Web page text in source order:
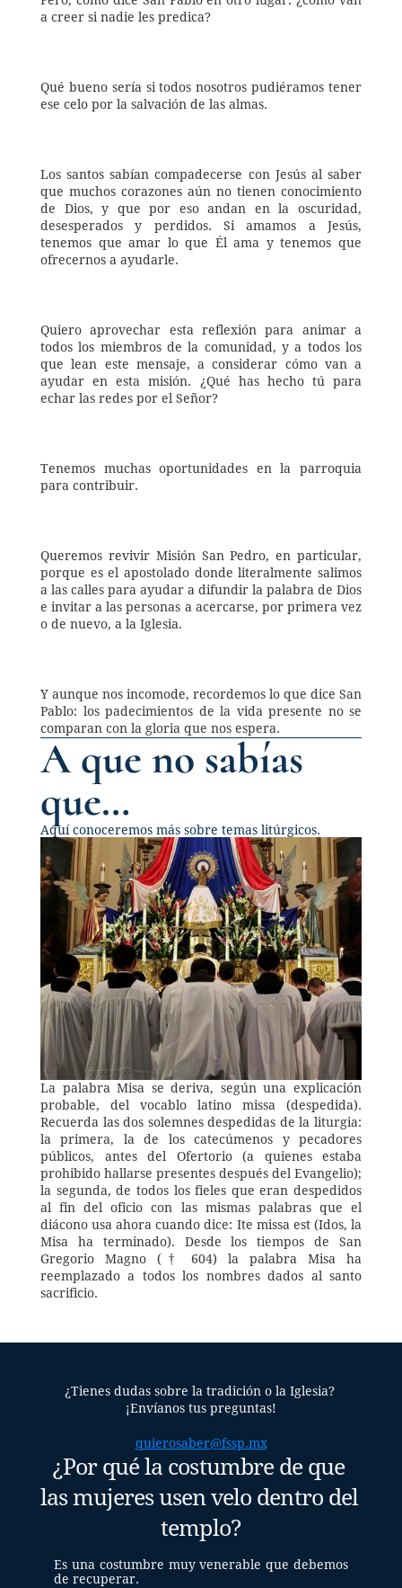
a creer si nadie les predica?
Qué bueno sería si todos nosotros pudiéramos tener
ese celo por la salvación de las almas.
Los santos sabían compadecerse con Jesús al saber
que muchos corazones aún no tienen conocimiento
de Dios, y que por eso andan en la oscuridad,
desesperados y perdidos. Si amamos a Jesús,
tenemos que amar lo que Él ama y tenemos que
ofrecernos a ayudarle.
Quiero aprovechar esta reflexión para animar a
todos los miembros de la comunidad, y a todos los
que lean este mensaje, a considerar cómo van a
ayudar en esta misión. ¿Qué has hecho tú para
echar las redes por el Señor?
Tenemos muchas oportunidades en la parroquia
para contribuir.
Queremos revivir Misión San Pedro, en particular,
porque es el apostolado donde literalmente salimos
a las calles para ayudar a difundir la palabra de Dios
e invitar a las personas a acercarse, por primera vez
o de nuevo, a la Iglesia.
Y aunque nos incomode, recordemos lo que dice San
Pablo: los padecimientos de la vida presente no se
comparan con la gloria que nos espera.
A que no sabías
que…
Aquí conoceremos más sobre temas litúrgicos.
La palabra Misa se deriva, según una explicación
probable, del vocablo latino missa (despedida).
Recuerda las dos solemnes despedidas de la liturgia:
la primera, la de los catecúmenos y pecadores
públicos, antes del Ofertorio (a quienes estaba
prohibido hallarse presentes después del Evangelio);
la segunda, de todos los fieles que eran despedidos
al fin del oficio con las mismas palabras que el
diácono usa ahora cuando dice: Ite missa est (Idos, la
Misa ha terminado). Desde los tiempos de San
Gregorio Magno († 604) la palabra Misa ha
reemplazado a todos los nombres dados al santo
sacrificio.
¿Tienes dudas sobre la tradición o la Iglesia?
¡Envíanos tus preguntas!
quierosaber@fssp.mx
¿Por qué la costumbre de que
las mujeres usen velo dentro del
templo?
Es una costumbre muy venerable que debemos
de recuperar.